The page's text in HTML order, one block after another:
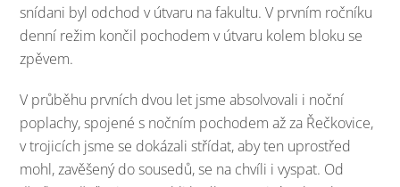
snídani byl odchod v útvaru na fakultu. V prvním ročníku
denní režim končil pochodem v útvaru kolem bloku se
zpěvem.
V průběhu prvních dvou let jsme absolvovali i noční
poplachy, spojené s nočním pochodem až za Řečkovice,
v trojicích jsme se dokázali střídat, aby ten uprostřed
mohl, zavěšený do sousedů, se na chvíli i vyspat. Od